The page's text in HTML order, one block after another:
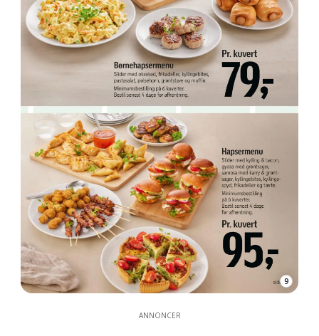
9
ANNONCER